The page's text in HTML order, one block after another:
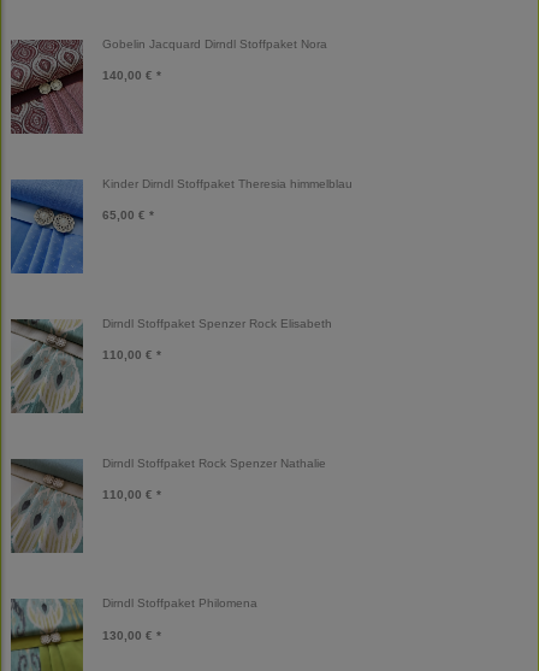
Gobelin Jacquard Dirndl Stoffpaket Nora
140,00 € *
Kinder Dirndl Stoffpaket Theresia himmelblau
65,00 € *
Dirndl Stoffpaket Spenzer Rock Elisabeth
110,00 € *
Dirndl Stoffpaket Rock Spenzer Nathalie
110,00 € *
Dirndl Stoffpaket Philomena
130,00 € *